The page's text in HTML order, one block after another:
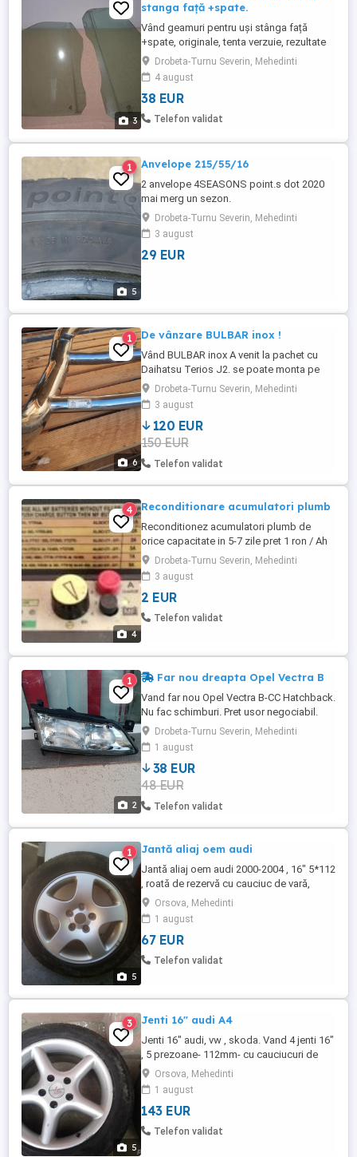
3
stanga față +spate.
Vând geamuri pentru uși stânga față
+spate, originale, tenta verzuie, rezultate
din dezmembrarea ușilor stânga aferente
Ford Focus 2 combi.
Drobeta-Turnu Severin, Mehedinti
4 august
38 EUR
Telefon validat
5
1 Anvelope 215/55/16
2 anvelope 4SEASONS point.s dot 2020
mai merg un sezon.
Drobeta-Turnu Severin, Mehedinti
3 august
29 EUR
6
1 De vânzare BULBAR inox !
Vând BULBAR inox A venit la pachet cu
Daihatsu Terios J2. se poate monta pe
orice mașină , având sistemul de prindere
universal ! Prețul este de 120 euro !
Telefon contact 0722975556 .
Drobeta-Turnu Severin, Mehedinti
3 august
120 EUR
150 EUR
Telefon validat
4
4 Reconditionare acumulatori plumb
Reconditionez acumulatori plumb de
orice capacitate in 5-7 zile pret 1 ron / Ah
De la 150 Ah 0.85 ron /Ah
Drobeta-Turnu Severin, Mehedinti
3 august
2 EUR
Telefon validat
2
1 Far nou dreapta Opel Vectra B
Vand far nou Opel Vectra B-CC Hatchback.
Nu fac schimburi. Pret usor negociabil.
Drobeta-Turnu Severin, Mehedinti
1 august
38 EUR
48 EUR
Telefon validat
5
1 Jantă aliaj oem audi
Jantă aliaj oem audi 2000-2004 , 16" 5*112
, roată de rezervă cu cauciuc de vară,
foarte puțin folosită. Preț 350 lei.
Orsova, Mehedinti
1 august
67 EUR
Telefon validat
5
3 Jenti 16" audi A4
Jenti 16" audi, vw , skoda. Vand 4 jenti 16"
, 5 prezoane- 112mm- cu cauciucuri de
vara fabricatie 2015 . Pret 750 lei,nu se
vand pe bucata.
Orsova, Mehedinti
1 august
143 EUR
Telefon validat